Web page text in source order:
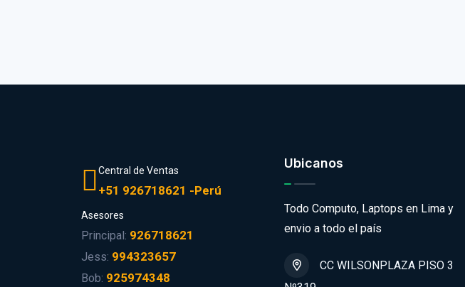
Central de Ventas
+51 926718621 -Perú
Asesores
Principal: 926718621
Jess: 994323657
Bob: 925974348
Ubicanos
Todo Computo, Laptops en Lima y
envio a todo el país
CC WILSONPLAZA PISO 3